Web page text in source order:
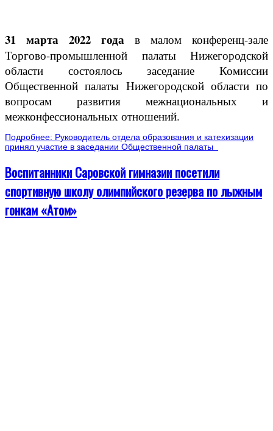
31 марта 2022 года в малом конференц-зале
Торгово-промышленной палаты Нижегородской
области состоялось заседание Комиссии
Общественной палаты Нижегородской области по
вопросам развития межнациональных и
межконфессиональных отношений.
Подробнее: Руководитель отдела образования и катехизации
принял участие в заседании Общественной палаты
Воспитанники Саровской гимназии посетили
спортивную школу олимпийского резерва по лыжным
гонкам «Атом»